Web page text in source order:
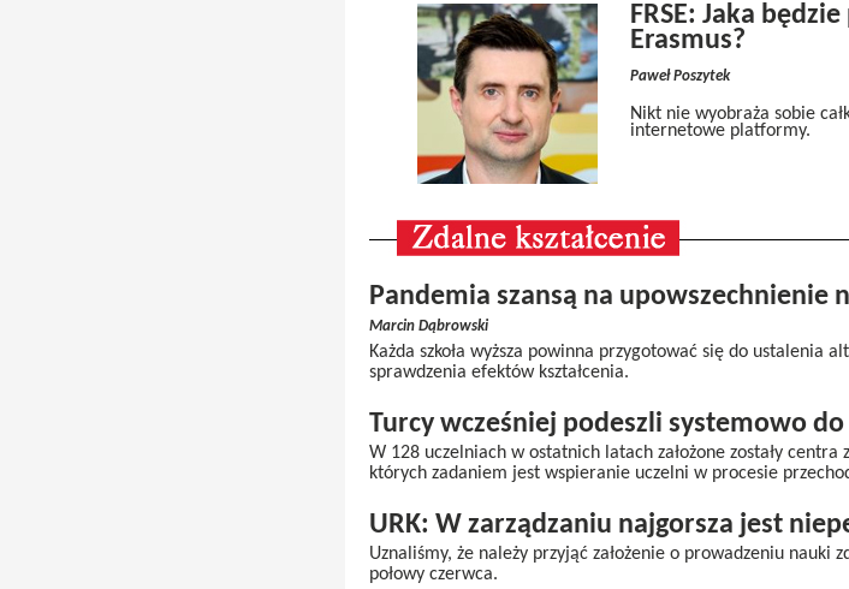
FRSE: Jaka
Erasmus?
Paweł Poszytek
Nikt nie wyobraża sobie
internetowe platformy.
Pandemia szansą na upowszechnienie
Marcin Dąbrowski
Każda szkoła wyższa powinna przygotować się do
sprawdzenia efektów kształcenia.
Turcy wcześniej podeszli systemowo
W 128 uczelniach w ostatnich latach założone zostały
których zadaniem jest wspieranie uczelni w procesie
URK: W zarządzaniu najgorsza jest
Uznaliśmy, że należy przyjąć założenie o prowadzeniu nauki
połowy czerwca.